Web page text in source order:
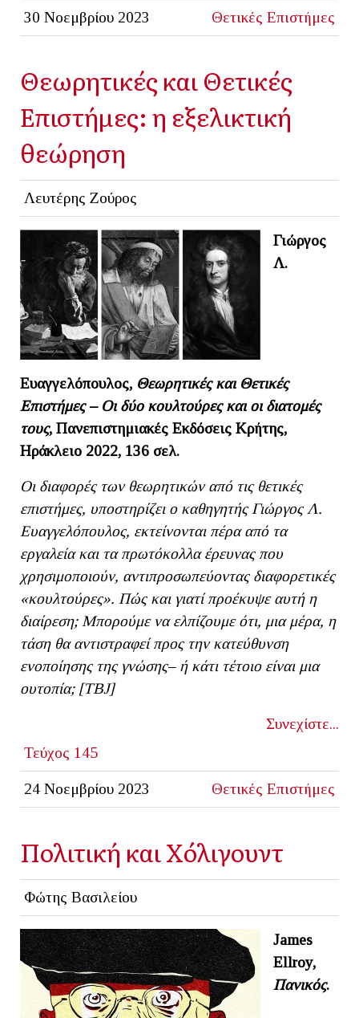
30 Νοεμβρίου 2023 Θετικές Επιστήμες
Θεωρητικές και Θετικές
Επιστήμες: η εξελικτική
θεώρηση
Λευτέρης Ζούρος
Γιώργος
Λ.
Ευαγγελόπουλος, Θεωρητικές και Θετικές
Επιστήμες – Οι δύο κουλτούρες και οι διατομές
τους, Πανεπιστημιακές Εκδόσεις Κρήτης,
Ηράκλειο 2022, 136 σελ.
Οι διαφορές των θεωρητικών από τις θετικές
επιστήμες, υποστηρίζει ο καθηγητής Γιώργος Λ.
Ευαγγελόπουλος, εκτείνονται πέρα από τα
εργαλεία και τα πρωτόκολλα έρευνας που
χρησιμοποιούν, αντιπροσωπεύοντας διαφορετικές
«κουλτούρες». Πώς και γιατί προέκυψε αυτή η
διαίρεση; Μπορούμε να ελπίζουμε ότι, μια μέρα, η
τάση θα αντιστραφεί προς την κατεύθυνση
ενοποίησης της γνώσης– ή κάτι τέτοιο είναι μια
ουτοπία; [ΤΒJ]
Συνεχίστε...
Τεύχος 145
24 Νοεμβρίου 2023 Θετικές Επιστήμες
Πολιτική και Χόλιγουντ
Φώτης Βασιλείου
James
Ellroy,
Πανικός.